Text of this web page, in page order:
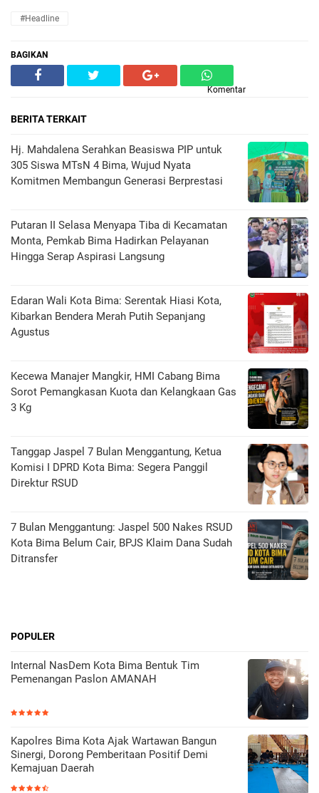
#Headline
BAGIKAN
Komentar
BERITA TERKAIT
Hj. Mahdalena Serahkan Beasiswa PIP untuk
305 Siswa MTsN 4 Bima, Wujud Nyata
Komitmen Membangun Generasi Berprestasi
Putaran II Selasa Menyapa Tiba di Kecamatan
Monta, Pemkab Bima Hadirkan Pelayanan
Hingga Serap Aspirasi Langsung
Edaran Wali Kota Bima: Serentak Hiasi Kota,
Kibarkan Bendera Merah Putih Sepanjang
Agustus
Kecewa Manajer Mangkir, HMI Cabang Bima
Sorot Pemangkasan Kuota dan Kelangkaan Gas
3 Kg
Tanggap Jaspel 7 Bulan Menggantung, Ketua
Komisi I DPRD Kota Bima: Segera Panggil
Direktur RSUD
7 Bulan Menggantung: Jaspel 500 Nakes RSUD
Kota Bima Belum Cair, BPJS Klaim Dana Sudah
Ditransfer
POPULER
Internal NasDem Kota Bima Bentuk Tim
Pemenangan Paslon AMANAH
Kapolres Bima Kota Ajak Wartawan Bangun
Sinergi, Dorong Pemberitaan Positif Demi
Kemajuan Daerah